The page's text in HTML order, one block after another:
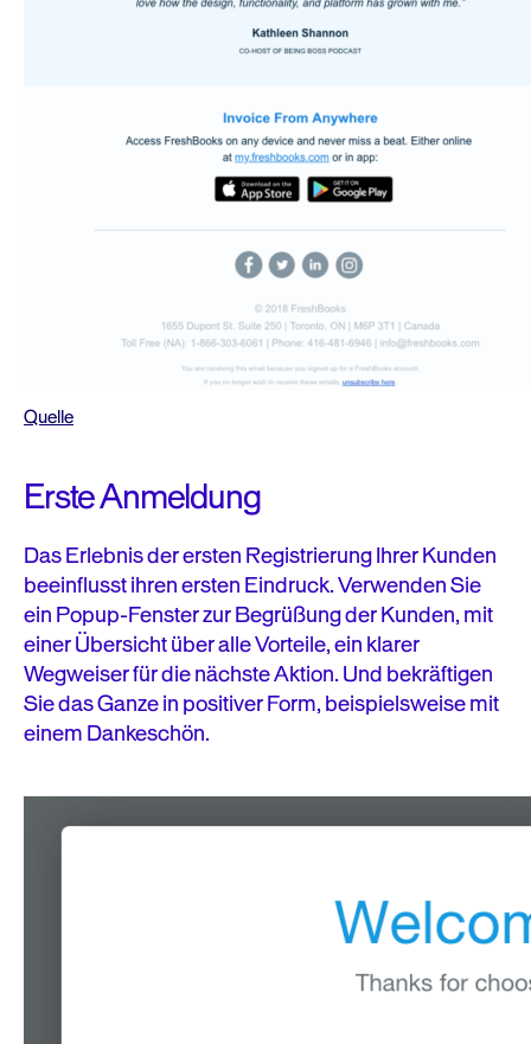
Quelle
Erste Anmeldung
Das Erlebnis der ersten Registrierung Ihrer Kunden
beeinflusst ihren ersten Eindruck. Verwenden Sie
ein Popup-Fenster zur Begrüßung der Kunden, mit
einer Übersicht über alle Vorteile, ein klarer
Wegweiser für die nächste Aktion. Und bekräftigen
Sie das Ganze in positiver Form, beispielsweise mit
einem Dankeschön.